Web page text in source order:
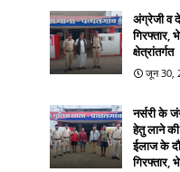
अंग्रेजी व
गिरफ्तार,
क्षेत्रांतर्गत
जून 30,
नर्सरी के
हेतु लाने
ईलाज के
गिरफ्तार,